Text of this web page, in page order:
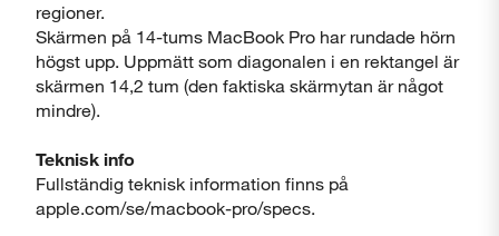
regioner.
Skärmen på 14-tums MacBook Pro har rundade hörn
högst upp. Uppmätt som diagonalen i en rektangel är
skärmen 14,2 tum (den faktiska skärmytan är något
mindre).
Teknisk info
Fullständig teknisk information finns på
apple.com/se/macbook-pro/specs.